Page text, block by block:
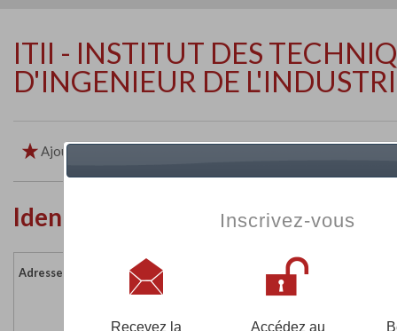
ITII - INSTITUT DES
D'INGENIEUR DE
Ajouter aux favoris
Identité de l'établissement
Adresse :
Maison de l'Entreprise
6 route de Monéteau - BP 303
Inscrivez-vous
Recevez la
Accédez au